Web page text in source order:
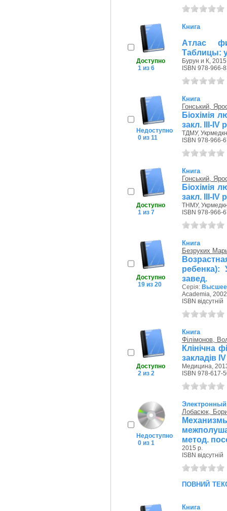
Доступно
1 из 6
Книга
Атлас
Таблицы:
Бурун и К,
ISBN 978-966-
Недоступно
0 из 11
Книга
Гонський,
Біохімія
закл. ІІІ-ІV
ТДМУ,
ISBN 978-966-
Доступно
1 из 7
Книга
Гонський,
Біохімія
закл. ІІІ-ІV
ТНМУ,
ISBN 978-966-
Доступно
19 из 20
Книга
Безруких
завед.
Серія: Высшее
Academia,
ISBN відсутній
Доступно
2 из 2
Книга
Філімонов,
Клінічна
закладів
Медицина,
ISBN 978-617-
Недоступно
0 из 1
Электронный
Лобасюк,
метод.
2015 р.
ISBN відсутній
повний
Книга